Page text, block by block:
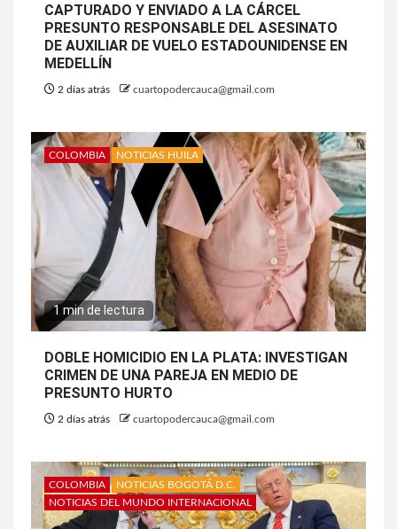
CAPTURADO Y ENVIADO A LA CÁRCEL
PRESUNTO RESPONSABLE DEL ASESINATO
DE AUXILIAR DE VUELO ESTADOUNIDENSE EN
MEDELLÍN
2 días atrás cuartopodercauca@gmail.com
COLOMBIA NOTICIAS HUILA
1 min de lectura
DOBLE HOMICIDIO EN LA PLATA: INVESTIGAN
CRIMEN DE UNA PAREJA EN MEDIO DE
PRESUNTO HURTO
2 días atrás cuartopodercauca@gmail.com
COLOMBIA
NOTICIAS BOGOTÁ D.C.
NOTICIAS DEL MUNDO INTERNACIONAL